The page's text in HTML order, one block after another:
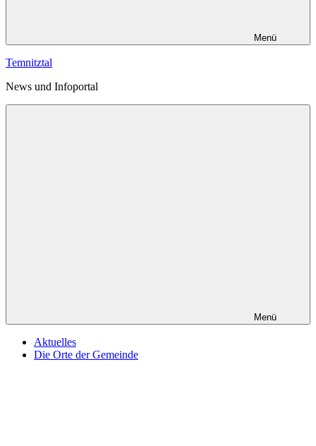
Menü
Temnitztal
News und Infoportal
Menü
Aktuelles
Die Orte der Gemeinde